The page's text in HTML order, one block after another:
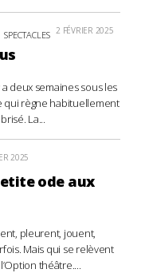
SPECTACLES 2 FÉVRIER 2025
deux semaines sous les
qui règne habituellement
La...
2025
ode aux
pleurent, jouent,
Mais qui se relèvent
théâtre....